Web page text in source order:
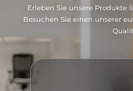
Erleben Sie unsere Produkte
Besuchen Sie einen unserer